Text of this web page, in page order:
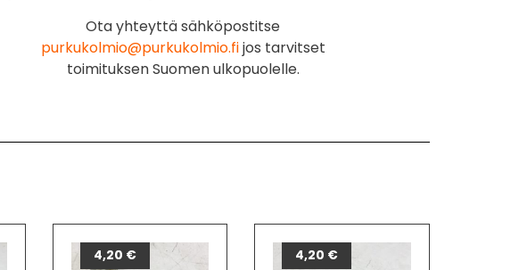
Ota yhteyttä sähköpostitse
purkukolmio@purkukolmio.fijos tarvitset
toimituksen Suomen ulkopuolelle.
4,20 € 4,20 €